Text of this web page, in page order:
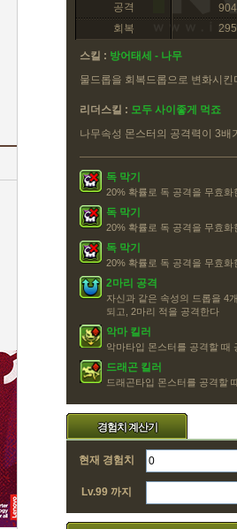
공격
904
회복
295
스킬 : 방어태세 - 나무
물드롭을 회복드롭으로 변화시킨
리더스킬 : 모두 사이좋게 먹죠
나무속성 몬스터의 공격력이 3배
독 막기
20% 확률로 독 공격을 무효화
독 막기
20% 확률로 독 공격을 무효화
독 막기
20% 확률로 독 공격을 무효화
2마리 공격
자신과 같은 속성의 드롭을 4
되고, 2마리 적을 공격한다
악마 킬러
악마타입 몬스터를 공격할 때
드래곤 킬러
드래곤타입 몬스터를 공격할
경험치 계산기
현재 경험치
Lv.99 까지